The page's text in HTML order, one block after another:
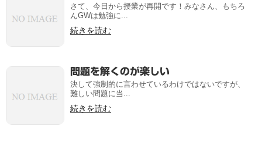
さて、今日から授業が再開です！みなさん、もちろ
んGWは勉強に...
続きを読む
問題を解くのが楽しい
決して強制的に言わせているわけではないですが、
難しい問題に当...
続きを読む